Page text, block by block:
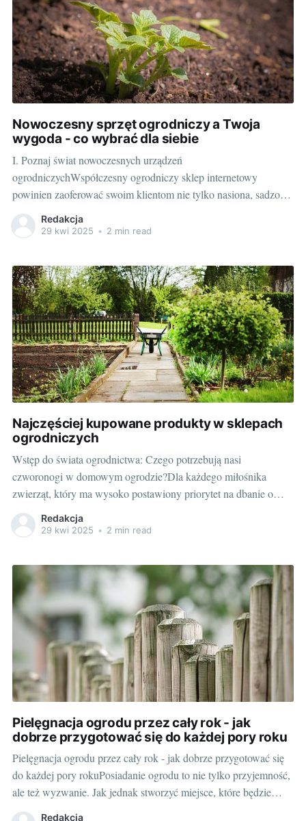
Nowoczesny sprzęt ogrodniczy a Twoja
wygoda - co wybrać dla siebie
I. Poznaj świat nowoczesnych urządzeń
ogrodniczychWspółczesny ogrodniczy sklep internetowy
powinien zaoferować swoim klientom nie tylko nasiona, sadzonki
czy nawozy, ale także bogaty wybór sprzętu ogrodniczego.
Dlaczego? Ponieważ odpowiednie narzędzia to klucz do
grabie czy sekatory wciąż mają swoje miejsce, coraz szerszą
popularnością cieszą
Redakcja
29 kwi 2025 • 2 min read
Najczęściej kupowane produkty w sklepach
ogrodniczych
Wstęp do świata ogrodnictwa: Czego potrzebują nasi
czworonogi w domowym ogrodzie?Dla każdego miłośnika
zwierząt, który ma wysoko postawiony priorytet na dbanie o
pełne bezpieczeństwo i dobre samopoczucie swojego pupila,
odpowiedniej jakości wyposażenie ogrodu jest niezbędne.
idealną przestrzenią do aktywności i
Redakcja
29 kwi 2025 • 2 min read
Pielęgnacja ogrodu przez cały rok - jak
dobrze przygotować się do każdej pory roku
Pielęgnacja ogrodu przez cały rok - jak dobrze przygotować się
do każdej pory rokuPosiadanie ogrodu to nie tylko przyjemność,
ale też wyzwanie. Jak jednak stworzyć miejsce, które będzie
zieloną przystanią dla człowieka i zwierząt oraz świetnie
Redakcja